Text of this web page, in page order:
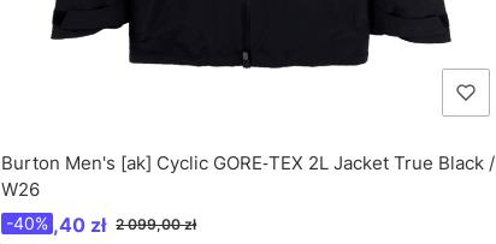
Burton Men's [ak] Cyclic GORE‑TEX 2L Jacket True Black /
W26
Cena promocyjna
1 259,40 zł 2 099,00 zł
-40%